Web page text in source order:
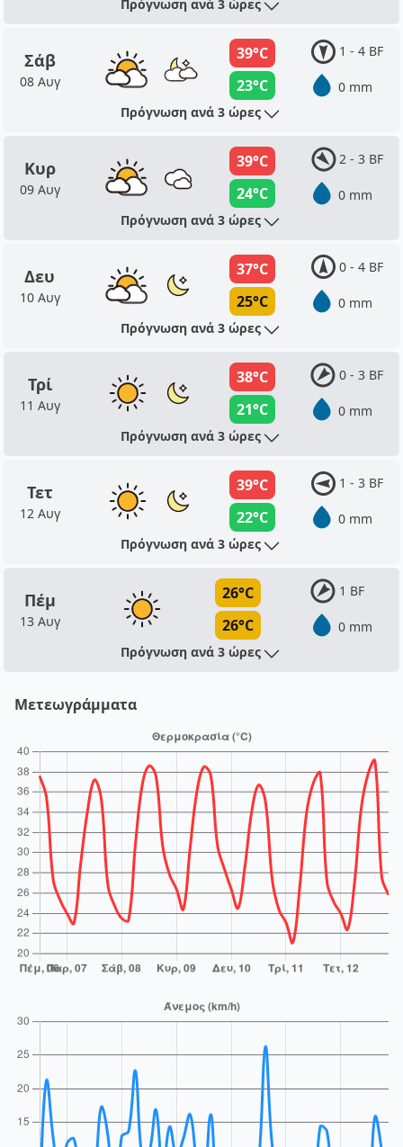
Πρόγνωση ανά 3 ώρες
Σάβ
08 Αυγ
39°C
23°C
1 - 4 BF
0 mm
Πρόγνωση ανά 3 ώρες
Κυρ
09 Αυγ
39°C
24°C
2 - 3 BF
0 mm
Πρόγνωση ανά 3 ώρες
Δευ
10 Αυγ
37°C
25°C
0 - 4 BF
0 mm
Πρόγνωση ανά 3 ώρες
Τρί
11 Αυγ
38°C
21°C
0 - 3 BF
0 mm
Πρόγνωση ανά 3 ώρες
Τετ
12 Αυγ
39°C
22°C
1 - 3 BF
0 mm
Πρόγνωση ανά 3 ώρες
Πέμ
13 Αυγ
26°C
26°C
1 BF
0 mm
Πρόγνωση ανά 3 ώρες
Μετεωγράμματα